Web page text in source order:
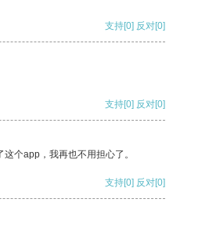
支持[0] 反对[0]
支持[0] 反对[0]
个app，我再也不用担心了。
支持[0] 反对[0]